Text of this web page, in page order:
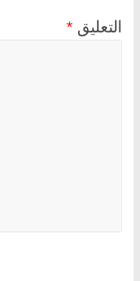
التعليق *